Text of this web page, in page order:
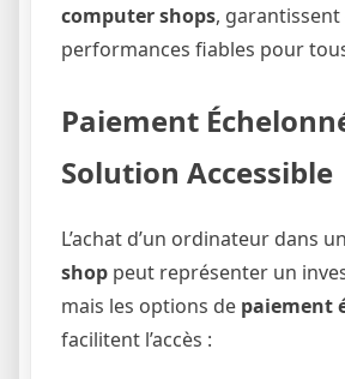
computer shops, garantissent
performances fiables pour
Paiement
Solution Accessible
L’achat d’un ordinateur dans un
shop peut représenter un
mais les options de paiement
facilitent l’accès :